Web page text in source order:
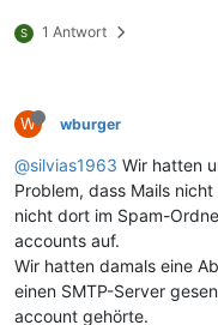
S 1 Antwort
W wburger
@silvias1963 Wir hatten
Problem, dass Mails
nicht dort im Spam-
accounts auf.
Wir hatten damals eine
einen SMTP-Server
account gehörte.